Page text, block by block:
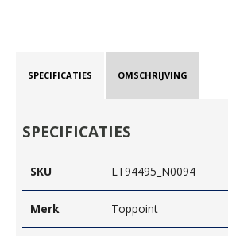
SPECIFICATIES OMSCHRIJVING
SPECIFICATIES
SKU LT94495_N0094
Merk Toppoint